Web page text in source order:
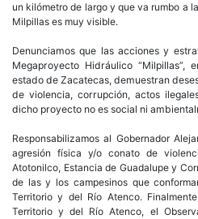
un kilómetro de largo y que va rumbo a
Milpillas es muy visible.
Denunciamos que las acciones y
Megaproyecto Hidráulico “Milpillas”,
estado de Zacatecas, demuestran
de violencia, corrupción, actos
dicho proyecto no es social ni
Responsabilizamos al Gobernador
agresión física y/o conato de
Atotonilco, Estancia de Guadalupe y
de las y los campesinos que
Territorio y del Río Atenco.
Territorio y del Río Atenco, el